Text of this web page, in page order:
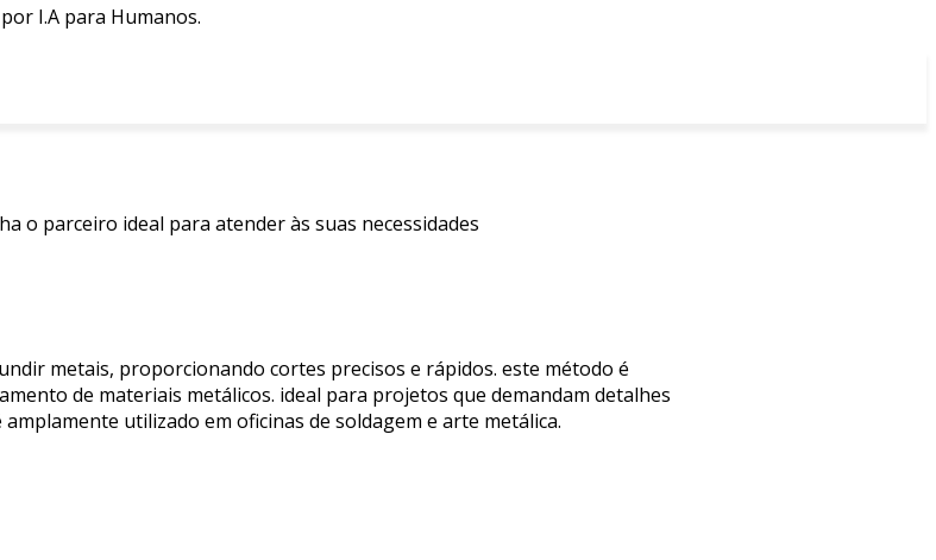
I.A para Humanos.
o parceiro ideal para atender às suas necessidades
metais, proporcionando cortes precisos e rápidos. este método é
de materiais metálicos. ideal para projetos que demandam detalhes
utilizado em oficinas de soldagem e arte metálica.